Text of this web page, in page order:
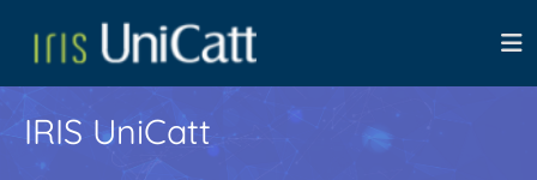
IRIS UniCatt